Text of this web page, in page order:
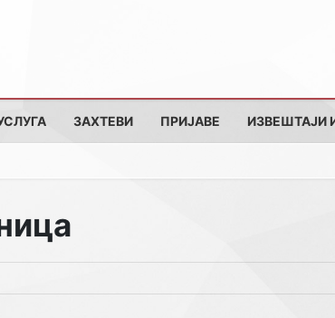
ЗАХТЕВИ ПРИЈАВЕ ИЗВЕШТАЈИ